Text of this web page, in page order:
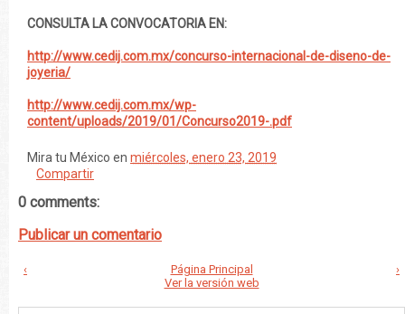
CONSULTA LA CONVOCATORIA EN:
http://www.cedij.com.mx/concurso-internacional-de-diseno-de-
joyeria/
http://www.cedij.com.mx/wp-
content/uploads/2019/01/Concurso2019-.pdf
Mira tu México en miércoles, enero 23, 2019
Compartir
0 comments:
Publicar un comentario
‹ ›
Página Principal
Ver la versión web